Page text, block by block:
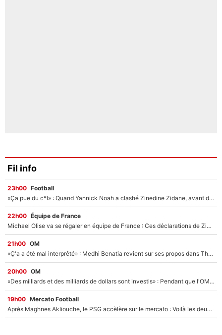
Fil info
23h00 Football
«Ça pue du c*l» : Quand Yannick Noah a clashé Zinedine Zidane, avant de se faire recadrer par le nouveau sélectionneur de l'équipe de France !
22h00 Équipe de France
Michael Olise va se régaler en équipe de France : Ces déclarations de Zinedine Zidane qui prouvent qu'il va tout miser sur la star du Bayern Munich !
21h00 OM
«Ç'a a été mal interprêté» : Medhi Benatia revient sur ses propos dans The Bridge et précise ses conditions pour rejoindre le PSG !
20h00 OM
«Des milliards et des milliards de dollars sont investis» : Pendant que l'OM est en pleine crise financière, Frank McCourt lance un nouveau projet à 260M€ !
19h00 Mercato Football
Après Maghnes Akliouche, le PSG accèlère sur le mercato : Voilà les deux nouvelles recrues qui vont signer la semaine prochaine ?